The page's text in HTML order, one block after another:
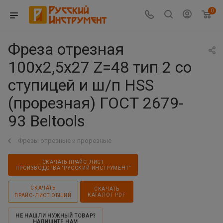
0
Фреза отрезная
100х2,5х27 Z=48 тип 2 со
ступицей и ш/п HSS
(прорезная) ГОСТ 2679-
93 Beltools
Фрезы отрезные и прорезные
СКАЧАТЬ ПРАЙС-ЛИСТ
ПРОИЗВОДСТВА "РУССКИЙ ИНСТРУМЕНТ"
СКАЧАТЬ
ПРАЙС-ЛИСТ ОБЩИЙ
СКАЧАТЬ
КАТАЛОГ PDF
НЕ НАШЛИ НУЖНЫЙ ТОВАР?
НАПИШИТЕ НАМ